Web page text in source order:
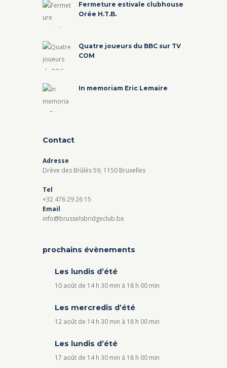
Fermeture estivale clubhouse
Orée H.T.B.
Quatre joueurs du BBC sur TV
COM
In memoriam Eric Lemaire
Contact
Adresse
Drève des Brûlés 59, 1150 Bruxelles
Tel
+32 476 29 26 15
Email
info@brusselsbridgeclub.be
prochains évènements
Les lundis d’été
10 août de 14 h 30 min à 18 h 00 min
Les mercredis d’été
12 août de 14 h 30 min à 18 h 00 min
Les lundis d’été
17 août de 14 h 30 min à 18 h 00 min